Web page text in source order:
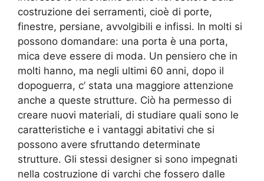
costruzione dei serramenti, cioè di porte,
finestre, persiane, avvolgibili e infissi. In molti si
possono domandare: una porta è una porta,
mica deve essere di moda. Un pensiero che in
molti hanno, ma negli ultimi 60 anni, dopo il
dopoguerra, c’ stata una maggiore attenzione
anche a queste strutture. Ciò ha permesso di
creare nuovi materiali, di studiare quali sono le
caratteristiche e i vantaggi abitativi che si
possono avere sfruttando determinate
strutture. Gli stessi designer si sono impegnati
nella costruzione di varchi che fossero dalle